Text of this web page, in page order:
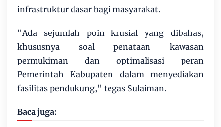
infrastruktur dasar bagi masyarakat.
"Ada sejumlah poin krusial yang dibahas,
khususnya soal penataan kawasan
permukiman dan optimalisasi peran
Pemerintah Kabupaten dalam menyediakan
fasilitas pendukung," tegas Sulaiman.
Baca juga: